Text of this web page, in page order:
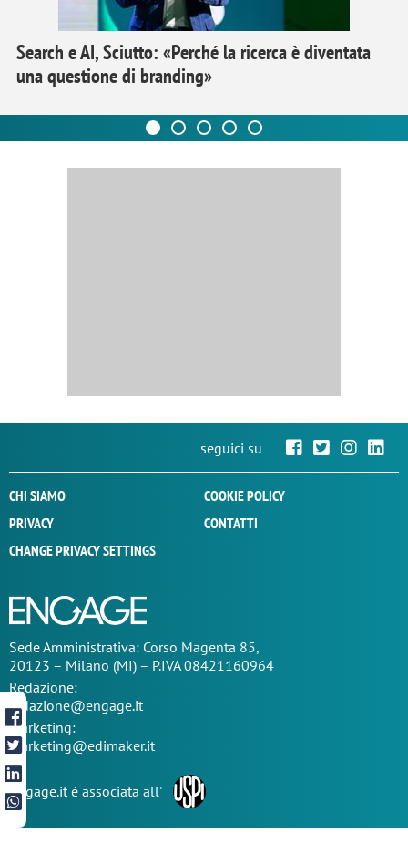
Search e AI, Sciutto: «Perché la ricerca è diventata
una questione di branding»
seguici su
CHI SIAMO
COOKIE POLICY
PRIVACY
CONTATTI
CHANGE PRIVACY SETTINGS
SedeAmministrativa: Corso Magenta 85,
20123 – Milano (MI) – P.IVA 08421160964
Redazione:
redazione@engage.it
Marketing:
marketing@edimaker.it
Engage.it è associata all'